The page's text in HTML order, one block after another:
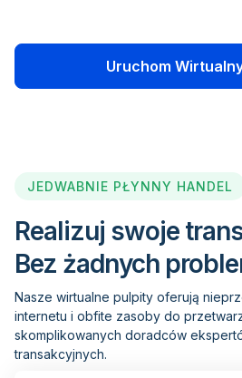
Uruchom
JEDWABNIE PŁYNNY HANDEL
Realizuj swoje
Bez żadnych
Nasze wirtualne pulpity oferują
internetu i obfite zasoby do
skomplikowanych doradców
transakcyjnych.